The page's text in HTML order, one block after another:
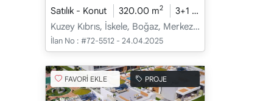
Satılık - Konut 320.00 m2 3+1
Kuzey Kıbrıs, İskele, Boğaz, Merkez - Merkez
İlan No : #72-5512 - 24.04.2025
FAVORİ EKLE PROJE